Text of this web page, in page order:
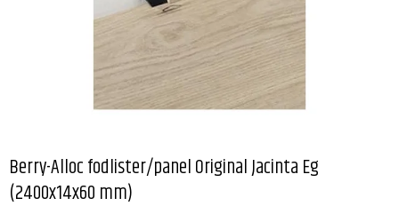
Berry-Alloc fodlister/panel Original Jacinta Eg
(2400x14x60 mm)